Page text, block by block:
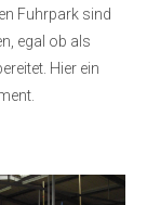
Fuhrpark sind
egal ob als
Hier ein